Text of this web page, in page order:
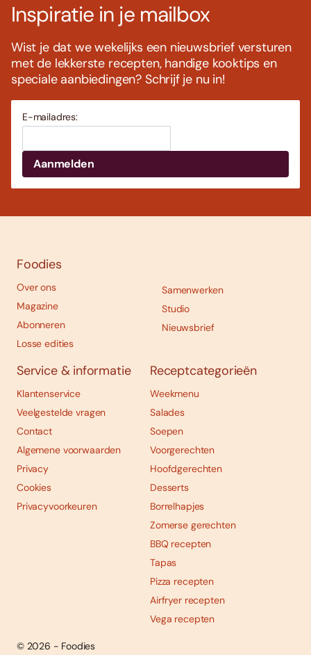
Inspiratie in je mailbox
Wist je dat we wekelijks een nieuwsbrief versturen
met de lekkerste recepten, handige kooktips en
speciale aanbiedingen? Schrijf je nu in!
E-mailadres:
Foodies
Over ons
Magazine
Abonneren
Losse edities
Samenwerken
Studio
Nieuwsbrief
Service & informatie
Klantenservice
Veelgestelde vragen
Contact
Algemene voorwaarden
Privacy
Cookies
Privacyvoorkeuren
Receptcategorieën
Weekmenu
Salades
Soepen
Voorgerechten
Hoofdgerechten
Desserts
Borrelhapjes
Zomerse gerechten
BBQ recepten
Tapas
Pizza recepten
Airfryer recepten
Vega recepten
© 2026 - Foodies